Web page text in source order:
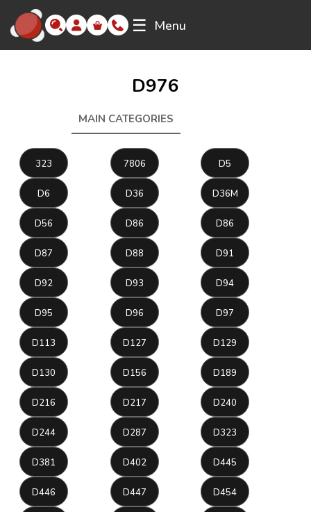
☰ Menu
D976
MAIN CATEGORIES
323 7806 D5
D6 D36 D36M
D56 D86 D86
D87 D88 D91
D92 D93 D94
D95 D96 D97
D113 D127 D129
D130 D156 D189
D216 D217 D240
D244 D287 D323
D381 D402 D445
D446 D447 D454